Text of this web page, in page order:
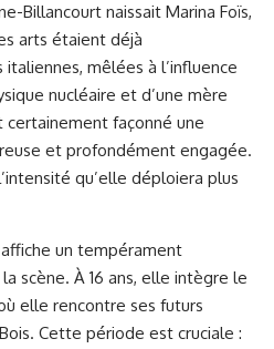
Billancourt naissait Marina Foïs,
arts étaient déjà
mêlées à l’influence
nucléaire et d’une mère
façonné une
et profondément engagée.
qu’elle déploiera plus
un tempérament
scène. À 16 ans, elle intègre le
elle rencontre ses futurs
Cette période est cruciale :